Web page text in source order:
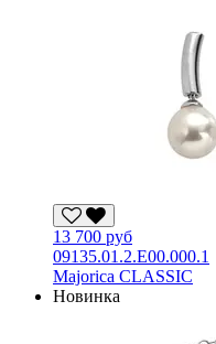
13 700 руб
09135.01.2.E00.000.1
Majorica CLASSIC
Новинка